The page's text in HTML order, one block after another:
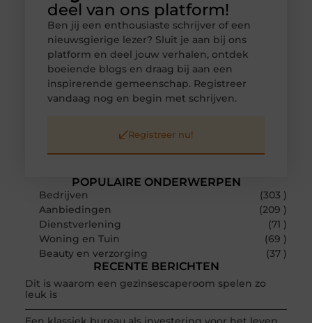
POPULAIRE ONDERWERPEN
Bedrijven
(303 )
Aanbiedingen
(209 )
Dienstverlening
(71 )
Woning en Tuin
(69 )
Beauty en verzorging
(37 )
RECENTE BERICHTEN
Dit is waarom een gezinsescaperoom spelen zo
leuk is
deel van ons platform!
Ben jij een enthousiaste schrijver of een
nieuwsgierige lezer? Sluit je aan bij ons
platform en deel jouw verhalen, ontdek
boeiende blogs en draag bij aan een
inspirerende gemeenschap. Registreer
vandaag nog en begin met schrijven.
Registreer nu!